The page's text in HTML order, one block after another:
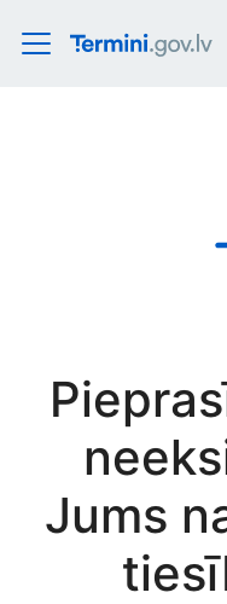
Jums